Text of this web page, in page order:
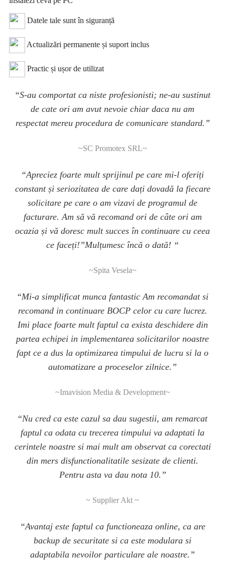
Datele tale sunt în siguranță
Actualizări permanente și suport inclus
Practic și ușor de utilizat
“S-au comportat ca niste profesionisti; ne-au sustinut
de cate ori am avut nevoie chiar daca nu am
respectat mereu procedura de comunicare standard.”
~SC Promotex SRL~
“Apreciez foarte mult sprijinul pe care mi-l oferiți
constant și seriozitatea de care dați dovadă la fiecare
solicitare pe care o am vizavi de programul de
facturare. Am să vă recomand ori de câte ori am
ocazia și vă doresc mult succes în continuare cu ceea
ce faceți!”Mulțumesc încă o dată! “
~Spita Vesela~
“Mi-a simplificat munca fantastic Am recomandat si
recomand in continuare BOCP celor cu care lucrez.
Imi place foarte mult faptul ca exista deschidere din
partea echipei in implementarea solicitarilor noastre
fapt ce a dus la optimizarea timpului de lucru si la o
automatizare a proceselor zilnice.”
~Imavision Media & Development~
“Nu cred ca este cazul sa dau sugestii, am remarcat
faptul ca odata cu trecerea timpului va adaptati la
cerintele noastre si mai mult am observat ca corectati
din mers disfunctionalitatile sesizate de clienti.
Pentru asta va dau nota 10.”
~ Supplier Akt ~
“Avantaj este faptul ca functioneaza online, ca are
backup de securitate si ca este modulara si
adaptabila nevoilor particulare ale noastre.”